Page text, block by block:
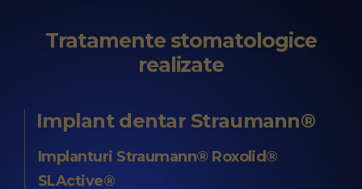
Tratamente stomatologice
realizate
Implant dentar Straumann®
Implanturi Straumann® Roxolid®
SLActive®